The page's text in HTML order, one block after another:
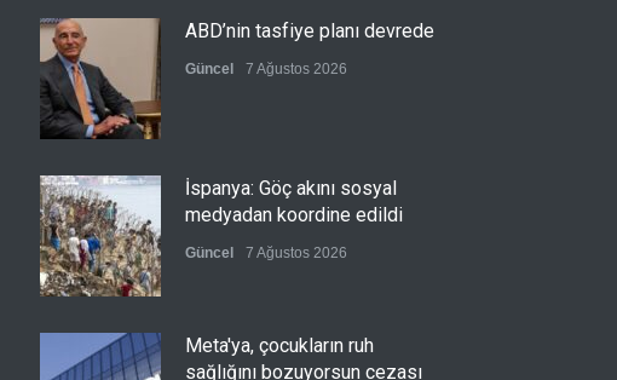
ABD’nin tasfiye planı devrede
Güncel 7 Ağustos 2026
İspanya: Göç akını sosyal
medyadan koordine edildi
Güncel 7 Ağustos 2026
Meta'ya, çocukların ruh
sağlığını bozuyorsun cezası